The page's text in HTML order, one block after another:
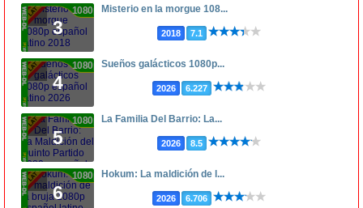
3
1080p Misterio en la morgue 108...
2018 7.1
4
1080p Sueños galácticos 1080p...
2026 6.227
5
1080p La Familia Del Barrio: La...
2026 8.5
6
1080p Hokum: La maldición de l...
2026 6.706